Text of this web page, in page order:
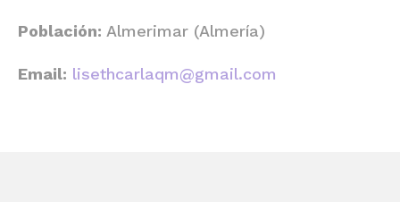
Población: Almerimar (Almería)
Email: lisethcarlaqm@gmail.com